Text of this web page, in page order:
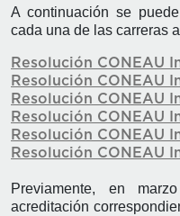
A continuación se
cada una de las carreras
Resolución CONEAU
Resolución CONEAU
Resolución CONEAU
Resolución CONEAU
Resolución CONEAU
Resolución CONEAU
Previamente, en
acreditación